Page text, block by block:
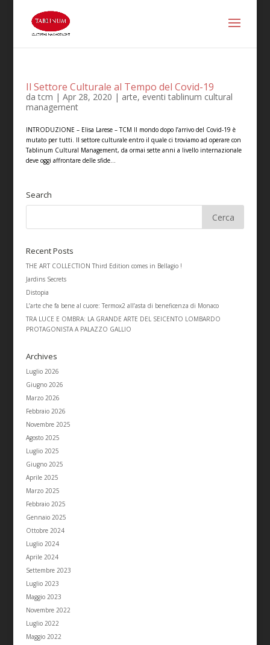
Il Settore Culturale al Tempo del Covid-19
datcm | Apr 28, 2020 | arte, eventi tablinum cultural
management
INTRODUZIONE – Elisa Larese – TCM Il mondo dopo l’arrivo del Covid-19 è
mutato per tutti. Il settore culturale entro il quale ci troviamo ad operare con
Tablinum Cultural Management, da ormai sette anni a livello internazionale
deve oggi affrontare delle sfide...
Search
Recent Posts
THE ART COLLECTION Third Edition comes in Bellagio !
Jardins Secrets
Distopia
L’arte che fa bene al cuore: Termox2 all’asta di beneficenza di Monaco
TRA LUCE E OMBRA: LA GRANDE ARTE DEL SEICENTO LOMBARDO
PROTAGONISTA A PALAZZO GALLIO
Archives
Luglio 2026
Giugno 2026
Marzo 2026
Febbraio 2026
Novembre 2025
Agosto 2025
Luglio 2025
Giugno 2025
Aprile 2025
Marzo 2025
Febbraio 2025
Gennaio 2025
Ottobre 2024
Luglio 2024
Aprile 2024
Settembre 2023
Luglio 2023
Maggio 2023
Novembre 2022
Luglio 2022
Maggio 2022